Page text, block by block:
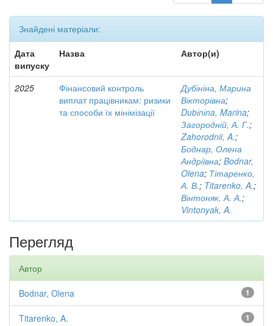
Знайдені матеріали:
Дата
випуску
Назва Автор(и)
2025
Фінансовий контроль
виплат працівникам: ризики
та способи їх мінімізації
Дубініна, Марина
Вікторівна;
Dubіnіna, Marina;
Загородній, А. Г.;
Zahorodnii, A.;
Боднар, Олена
Андріївна; Bodnar,
Olena; Тітаренко,
А. В.; Titarenko, A.;
Вінтоняк, А. А.;
Vintonyak, A.
Перегляд
Автор
1
Bodnar, Olena
1
Titarenko, A.